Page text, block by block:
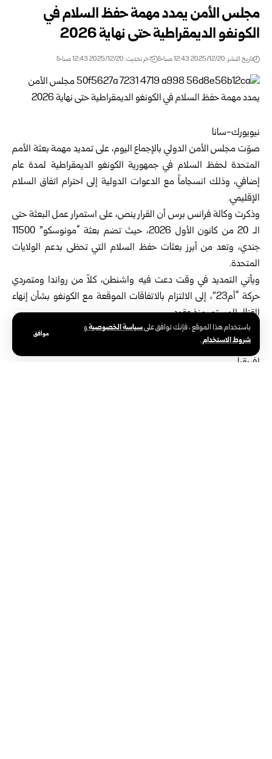
باستخدام هذا الموقع ، فإنك توافق علىسياسة الخصوصيةو
شروط الاستخدام.
موافق
مجلس الأمن يمدد مهمة حفظ السلام في
الكونغو الديمقراطية حتى نهاية 2026
تاريخ النشر: 2025/12/20 12:43 صباحًا اخر تحديث: 2025/12/20 12:43 صباحًا
نيويورك-سانا
صوّتمجلس الأمن الدولي بالإجماع اليوم، على تمديد مهمة بعثة الأمم
المتحدة لحفظ السلام في جمهورية الكونغو الديمقراطية لمدة عام
إضافي، وذلك انسجاماً مع الدعوات الدولية إلى احترام اتفاق السلام
الإقليمي.
وذكرت وكالة فرانس برس أن القرار ينص، على استمرار عمل البعثة حتى
الـ 20 من كانون الأول 2026، حيث تضم بعثة “مونوسكو” 11500
جندي، وتعد من أبرز بعثات حفظ السلام التي تحظى بدعم الولايات
المتحدة.
ويأتي التمديد في وقت دعت فيه واشنطن، كلاً من رواندا ومتمردي
حركة “أم23″، إلى الالتزام بالاتفاقات الموقعة مع الكونغو بشأن إنهاء
القتال المستمر منذ عقود.
وكانت جمهورية الكونغو ورواندا وقعتا برعاية أمريكية في الرابع من
كانون الأول الجاري، اتفاقاً للسلام يرمي لإنهاء إحدى أطول الحروب في
إفريقيا.